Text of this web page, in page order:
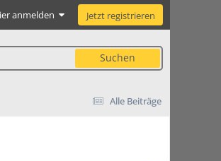
anmelden Jetzt registrieren
Suchen
Alle Beiträge